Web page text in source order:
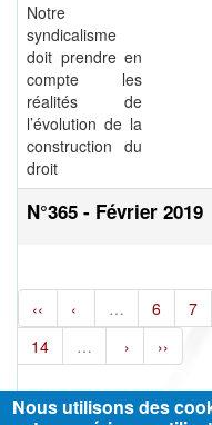
Notre
syndicalisme
doit prendre en
compte les
réalités de
l’évolution de la
construction du
droit
N°365 - Février 2019
‹‹ ‹ … 6 7
14
… › ››
Nous utilisons des